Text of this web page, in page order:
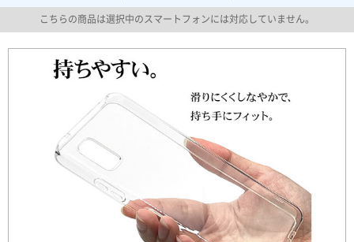
こちらの商品は選択中のスマートフォンには対応していません。